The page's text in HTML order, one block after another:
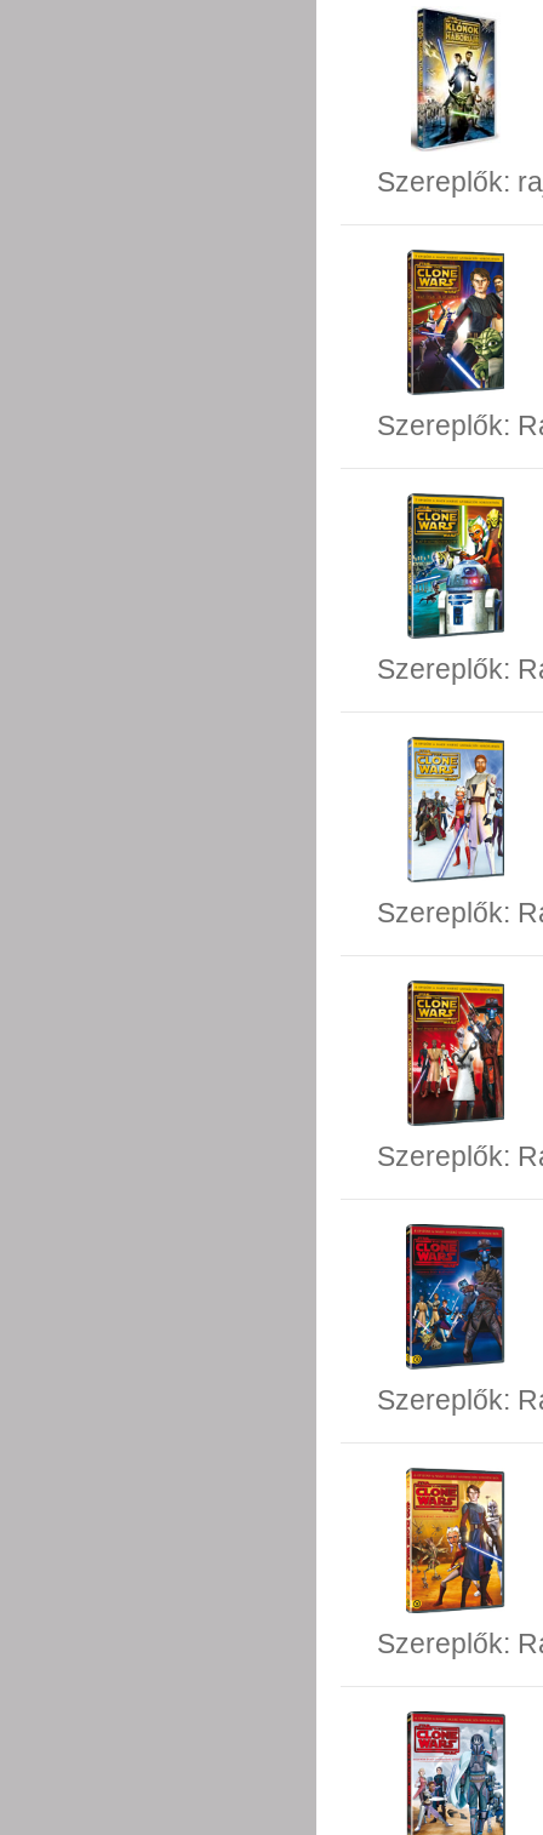
Szereplők:
Szereplők:
Szereplők:
Szereplők:
Szereplők:
Szereplők:
Szereplők: